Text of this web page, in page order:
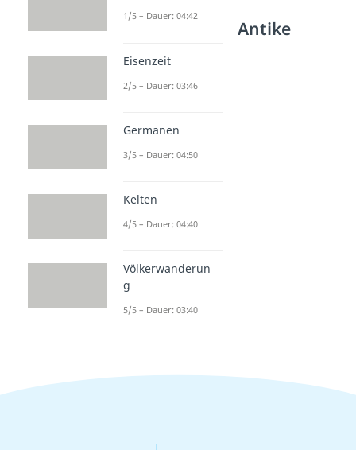
Weitere Inhalte: Antike
Trojanischer Krieg
Dauer: 03:59
Achilles
Trojanisches Pferd
Dauer: 03:27
Sparta
1/5 – Dauer: 04:42
Eisenzeit
2/5 – Dauer: 03:46
Germanen
3/5 – Dauer: 04:50
Kelten
4/5 – Dauer: 04:40
Völkerwanderun
g
5/5 – Dauer: 03:40